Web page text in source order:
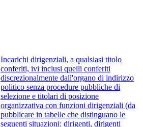
Incarichi dirigenziali, a qualsiasi titolo
conferiti, ivi inclusi quelli conferiti
discrezionalmente dall'organo di indirizzo
politico senza procedure pubbliche di
selezione e titolari di posizione
organizzativa con funzioni dirigenziali (da
pubblicare in tabelle che distinguano le
seguenti situazioni: dirigenti, dirigenti